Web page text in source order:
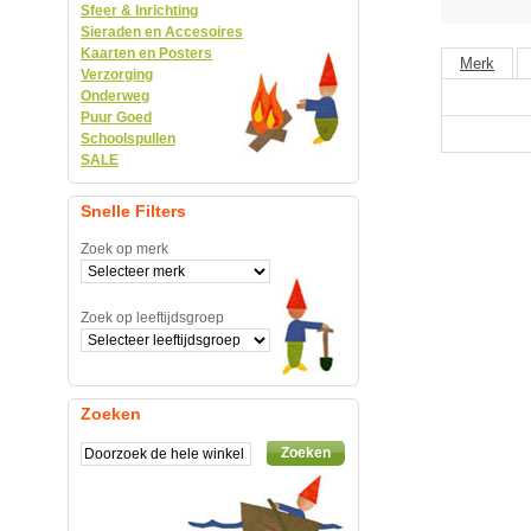
Merk
Sfeer & Inrichting
Sieraden en Accesoires
Kaarten en Posters
Verzorging
Onderweg
Puur Goed
Schoolspullen
SALE
Snelle Filters
Zoek op merk
Zoek op leeftijdsgroep
Zoeken
Zoeken